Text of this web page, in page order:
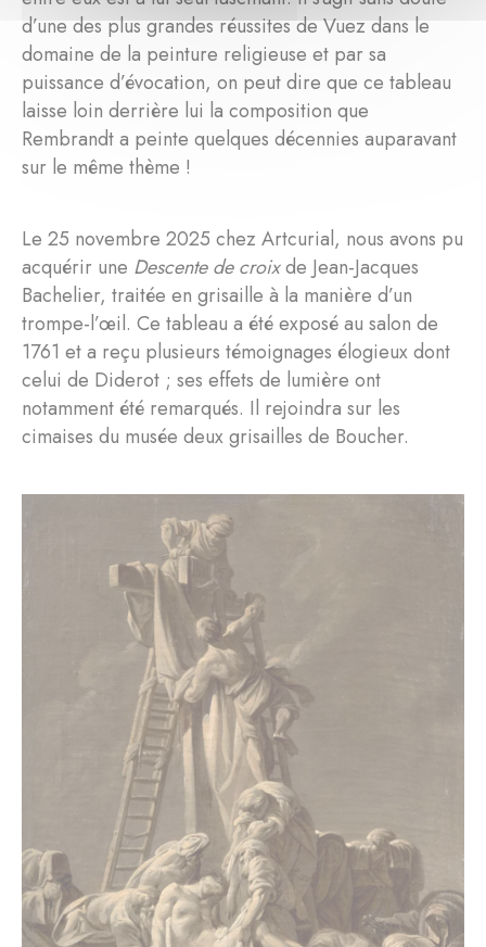
d’une des plus grandes réussites de Vuez dans le
domaine de la peinture religieuse et par sa
puissance d’évocation, on peut dire que ce tableau
laisse loin derrière lui la composition que
Rembrandt a peinte quelques décennies auparavant
sur le même thème !
Le 25 novembre 2025 chez Artcurial, nous avons pu
acquérir une Descente de croixde Jean-Jacques
Bachelier, traitée en grisaille à la manière d’un
trompe-l’œil. Ce tableau a été exposé au salon de
1761 et a reçu plusieurs témoignages élogieux dont
celui de Diderot ; ses effets de lumière ont
notamment été remarqués. Il rejoindra sur les
cimaises du musée deux grisailles de Boucher.